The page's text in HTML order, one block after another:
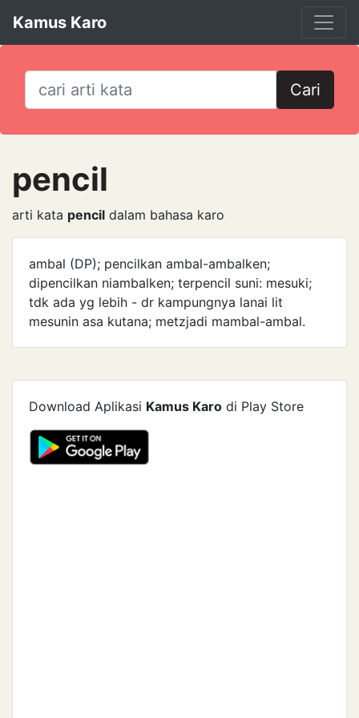
Kamus Karo
Cari
pencil
arti kata pencil dalam bahasa karo
ambal (DP); pencilkan ambal-ambalken;
dipencilkan niambalken; terpencil suni: mesuki;
tdk ada yg lebih - dr kampungnya lanai lit
mesunin asa kutana; metzjadi mambal-ambal.
Download Aplikasi Kamus Karo di Play Store